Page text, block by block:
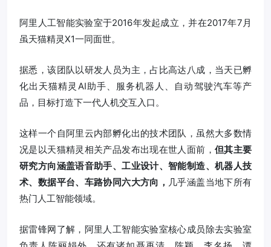
阿里人工智能实验室于2016年发起成立，并在2017年7月
虽天猫精灵X1一同面世。
据悉，该团队以研发人员为主，占比高达八成，当天已孵
化出天猫精灵AI助手、服务机器人、自动驾驶汽车等产
品，目标打造下一代人机交互入口。
这样一个自阿里云内部孵化出的技术团队，虽然大多数情
况是以天猫精灵相关产品发布出现在世人面前， 但其主要
研究方向涵盖语音助手、工业设计、智能制造、机器人技
术、数据平台、车路协同六大方向， 几乎涵盖当地下所有
热门人工智能领域。
据雷锋网了解，阿里人工智能实验室核心成员除去实验室